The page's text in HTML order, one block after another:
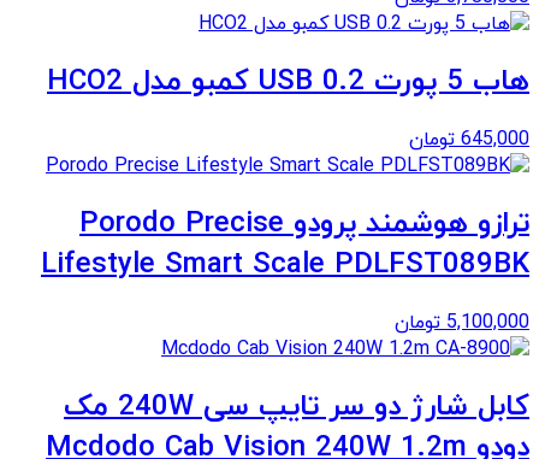
هاب 5 پورت USB 0.2 کمبو مدل HCO2
645,000 تومان
ترازو هوشمند پرودو Porodo Precise
Lifestyle Smart Scale PDLFST089BK
5,100,000 تومان
کابل شارژ دو سر تایپ سی 240W مک
دودو Mcdodo Cab Vision 240W 1.2m